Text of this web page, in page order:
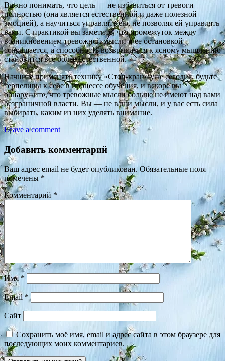
Важно понимать, что цель — не избавиться от тревоги
полностью (она является естественной и даже полезной
эмоцией), а научиться управлять ею, не позволяя ей управлять
вами. С практикой вы заметите, что промежуток между
возникновением тревожной мысли и ее остановкой
сокращается, а способность возвращаться к ясному мышлению
становится все более естественной.
Начните применять технику «Стоп-кран» уже сегодня, будьте
терпеливы к себе в процессе обучения, и вскоре вы
обнаружите, что тревожные мысли больше не имеют над вами
безграничной власти. Вы — не ваши мысли, и у вас есть сила
выбирать, каким из них уделять внимание.
Leave a comment
Добавить комментарий
Ваш адрес email не будет опубликован. Обязательные поля
помечены *
Комментарий *
Имя*
Email *
Сайт
Сохранить моё имя, email и адрес сайта в этом браузере для
последующих моих комментариев.